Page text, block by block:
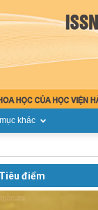
khác
Tiêu điểm